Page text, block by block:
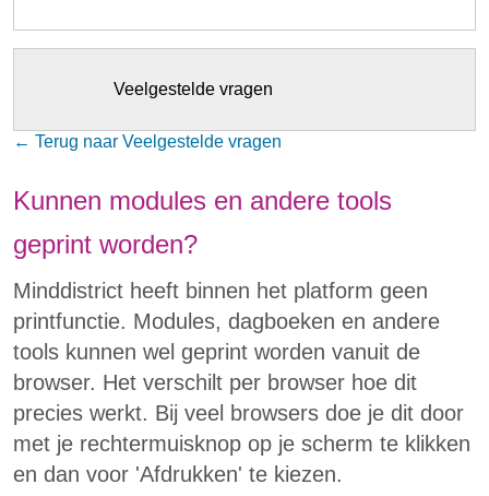
Veelgestelde vragen
← Terug naar Veelgestelde vragen
Kunnen modules en andere tools
geprint worden?
Minddistrict heeft binnen het platform geen
printfunctie. Modules, dagboeken en andere
tools kunnen wel geprint worden vanuit de
browser. Het verschilt per browser hoe dit
precies werkt. Bij veel browsers doe je dit door
met je rechtermuisknop op je scherm te klikken
en dan voor 'Afdrukken' te kiezen.